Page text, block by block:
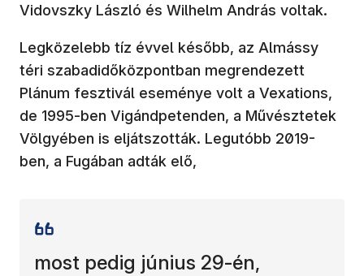
Vidovszky László és Wilhelm András voltak.
Legközelebb tíz évvel később, az Almássy
téri szabadidőközpontban megrendezett
Plánum fesztivál eseménye volt a Vexations,
de 1995-ben Vigándpetenden, a Művésztetek
Völgyében is eljátszották. Legutóbb 2019-
ben, a Fugában adták elő,
most pedig június 29-én,